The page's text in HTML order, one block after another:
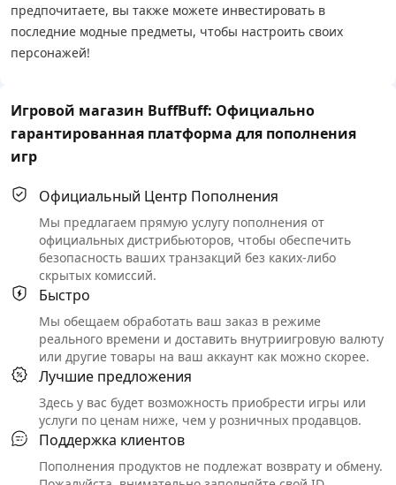
предпочитаете, вы также можете инвестировать в
последние модные предметы, чтобы настроить своих
персонажей!
Игровой магазин BuffBuff: Официально
гарантированная платформа для пополнения
игр
Официальный Центр Пополнения
Мы предлагаем прямую услугу пополнения от
официальных дистрибьюторов, чтобы обеспечить
безопасность ваших транзакций без каких-либо
скрытых комиссий.
Быстро
Мы обещаем обработать ваш заказ в режиме
реального времени и доставить внутриигровую валюту
или другие товары на ваш аккаунт как можно скорее.
Лучшие предложения
Здесь у вас будет возможность приобрести игры или
услуги по ценам ниже, чем у розничных продавцов.
Поддержка клиентов
Пополнения продуктов не подлежат возврату и обмену.